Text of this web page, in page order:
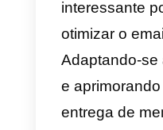
permitam
maneira